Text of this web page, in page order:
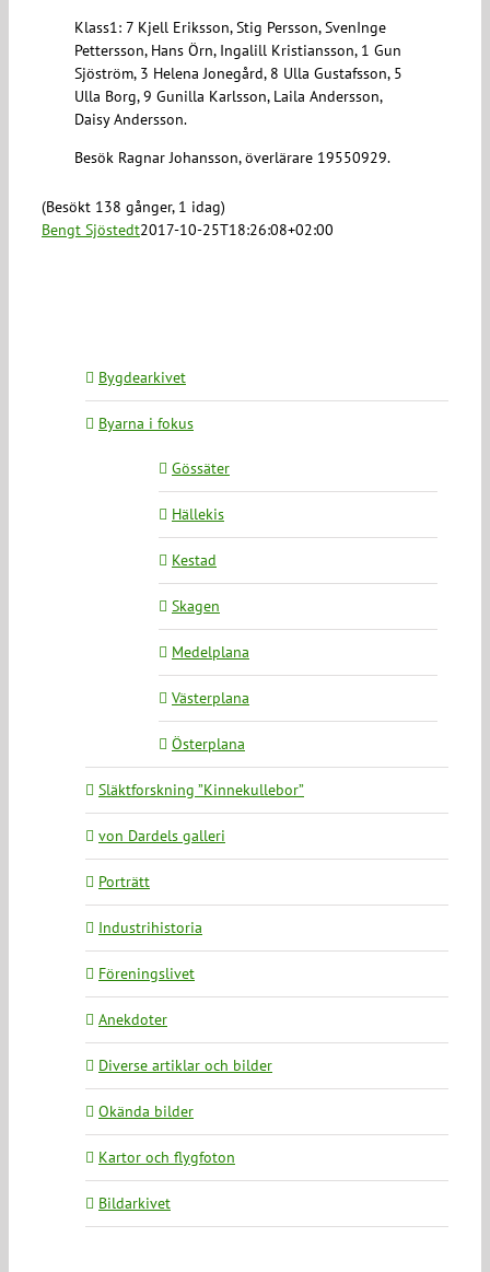
Klass1: 7 Kjell Eriksson, Stig Persson, SvenInge
Pettersson, Hans Örn, Ingalill Kristiansson, 1 Gun
Sjöström, 3 Helena Jonegård, 8 Ulla Gustafsson, 5
Ulla Borg, 9 Gunilla Karlsson, Laila Andersson,
Daisy Andersson.
Besök Ragnar Johansson, överlärare 19550929.
(Besökt 138 gånger, 1 idag)
Bengt Sjöstedt2017-10-25T18:26:08+02:00
Bygdearkivet
Byarna i fokus
Gössäter
Hällekis
Kestad
Skagen
Medelplana
Västerplana
Österplana
Släktforskning ”Kinnekullebor”
von Dardels galleri
Porträtt
Industrihistoria
Föreningslivet
Anekdoter
Diverse artiklar och bilder
Okända bilder
Kartor och flygfoton
Bildarkivet